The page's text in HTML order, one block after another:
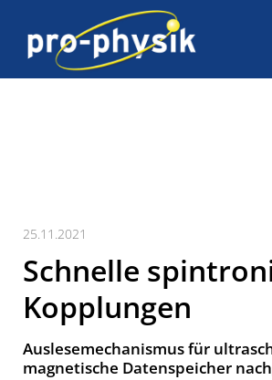
25.11.2021
Schnelle
Kopplungen
Auslesemechanismus für
magnetische Datenspeicher